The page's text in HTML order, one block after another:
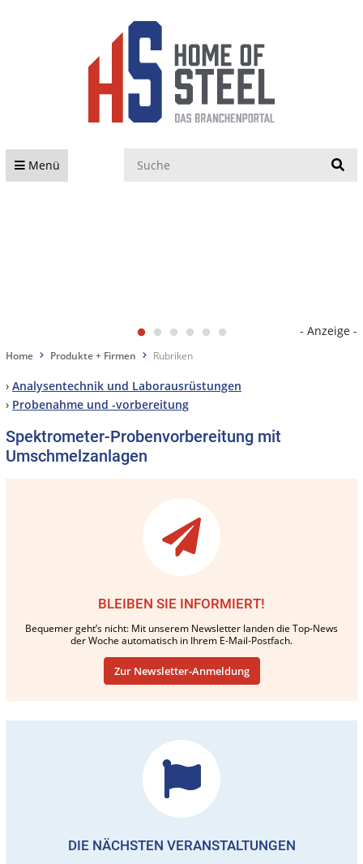
Menü
- Anzeige -
Home Produkte + Firmen Rubriken
› Analysentechnik und Laborausrüstungen
› Probenahme und -vorbereitung
Spektrometer-Probenvorbereitung mit
Umschmelzanlagen
BLEIBEN SIE INFORMIERT!
Bequemer geht’s nicht: Mit unserem Newsletter landen die Top-News
der Woche automatisch in Ihrem E-Mail-Postfach.
Zur Newsletter-Anmeldung
DIE NÄCHSTEN VERANSTALTUNGEN